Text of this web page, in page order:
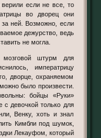
если не все, то
во дворец они
ней. Возможно, если
дежурство, ведь
не могла.
императрицу
дворце, охраняемом
было произвести.
бойцы «Руки»
с девочкой только для
Венку, хоть и знал
Кимбли под шумок,
Лекауфом, который